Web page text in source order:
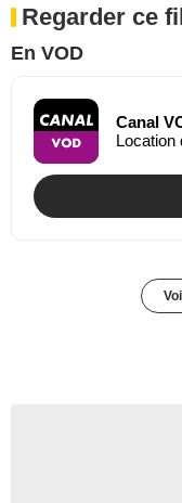
Regarder ce
En VOD
Canal
Location